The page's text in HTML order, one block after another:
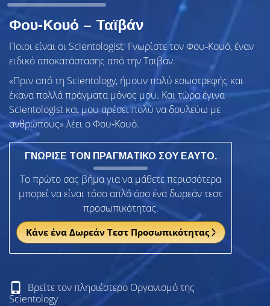
Φου‑Κουό – Ταϊβάν
Ποιοι είναι οι Scientologist; Γνωρίστε τον Φου‑Κουό, έναν
ειδικό αποκατάστασης από την Ταϊβάν.
«Πριν από τη Scientology, ήμουν πολύ εσωστρεφής και
έκανα πολλά πράγματα μόνος μου. Και τώρα έγινα
Scientologist και μου αρέσει πολύ να δουλεύω με
ανθρώπους» λέει ο Φου‑Κουό.
ΓΝΩΡΙΣΕ ΤΟΝ ΠΡΑΓΜΑΤΙΚΟ ΣΟΥ ΕΑΥΤΟ.
Το πρώτο σας βήμα για να μάθετε περισσότερα
μπορεί να είναι τόσο απλό όσο ένα δωρεάν τεστ
προσωπικότητας.
Κάνε ένα Δωρεάν Τεστ Προσωπικότητας
Βρείτε τον πλησιέστερο Οργανισμό της
Scientology